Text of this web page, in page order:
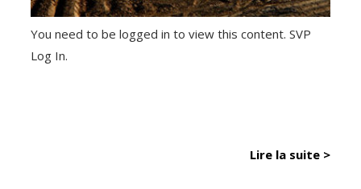
You need to be logged in to view this content. SVP
Log In.
Lire la suite >